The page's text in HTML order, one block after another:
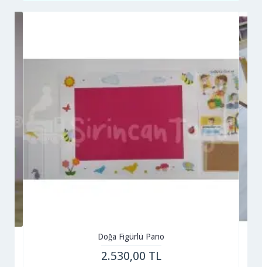
Doğa Figürlü Pano
2.530,00 TL